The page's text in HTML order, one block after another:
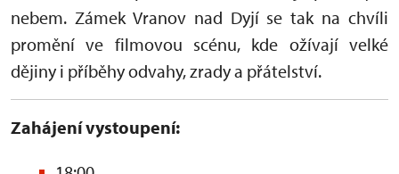
nebem. Zámek Vranov nad Dyjí se tak na chvíli
promění ve filmovou scénu, kde ožívají velké
dějiny i příběhy odvahy, zrady a přátelství.
Zahájení vystoupení: